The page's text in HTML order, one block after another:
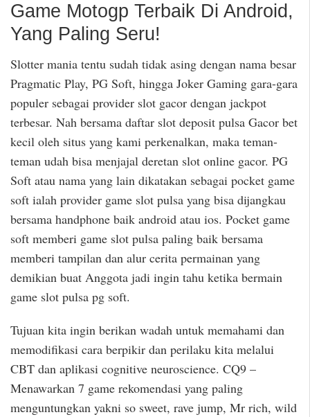
Game Motogp Terbaik Di Android,
Yang Paling Seru!
Slotter mania tentu sudah tidak asing dengan nama besar
Pragmatic Play, PG Soft, hingga Joker Gaming gara-gara
populer sebagai provider slot gacor dengan jackpot
terbesar. Nah bersama daftar slot deposit pulsa Gacor bet
kecil oleh situs yang kami perkenalkan, maka teman-
teman udah bisa menjajal deretan slot online gacor. PG
Soft atau nama yang lain dikatakan sebagai pocket game
soft ialah provider game slot pulsa yang bisa dijangkau
bersama handphone baik android atau ios. Pocket game
soft memberi game slot pulsa paling baik bersama
memberi tampilan dan alur cerita permainan yang
demikian buat Anggota jadi ingin tahu ketika bermain
game slot pulsa pg soft.
Tujuan kita ingin berikan wadah untuk memahami dan
memodifikasi cara berpikir dan perilaku kita melalui
CBT dan aplikasi cognitive neuroscience. CQ9 –
Menawarkan 7 game rekomendasi yang paling
menguntungkan yakni so sweet, rave jump, Mr rich, wild